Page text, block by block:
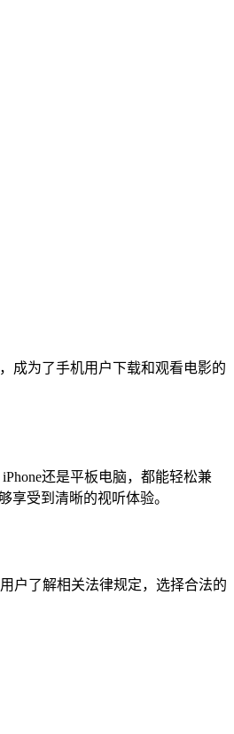
成为了手机用户下载和观看电影的
还是平板电脑，都能轻松兼
享受到清晰的视听体验。
户了解相关法律规定，选择合法的